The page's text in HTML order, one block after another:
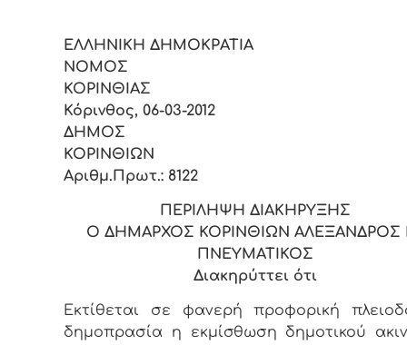
ΕΛΛΗΝΙΚΗ ΔΗΜΟΚΡΑΤΙΑ
ΝΟΜΟΣ
Κόρινθος, 06-03-2012
ΔΗΜΟΣ
Αριθμ.Πρωτ.: 8122
ΠΕΡIΛΗΨΗ ΔIΑΚΗΡΥΞΗΣ
Ο ΔΗΜΑΡΧΟΣ ΚΟΡIΝΘIΩΝ ΑΛΕΞΑΝΔΡΟΣ
ΠΝΕΥΜΑΤΙΚΟΣ
Διακηρύττει ότι
Εκτίθεται σε φανερή πρoφoρική
δημoπρασία η εκμίσθωση δημοτικού